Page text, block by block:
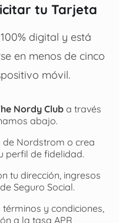
tu Tarjeta
digital y está
en menos de cinco
móvil.
Nordy Cluba través
abajo.
de Nordstrom o crea
perfil de fidelidad.
tu dirección, ingresos
Seguro Social.
y condiciones,
a la tasa APR